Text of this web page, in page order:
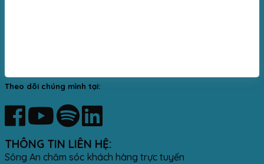
Theo dõi chúng mình tại:
THÔNG TIN LIÊN HỆ:
Sông An chăm sóc khách hàng trực tuyến